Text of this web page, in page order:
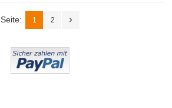
Seite: 1 2